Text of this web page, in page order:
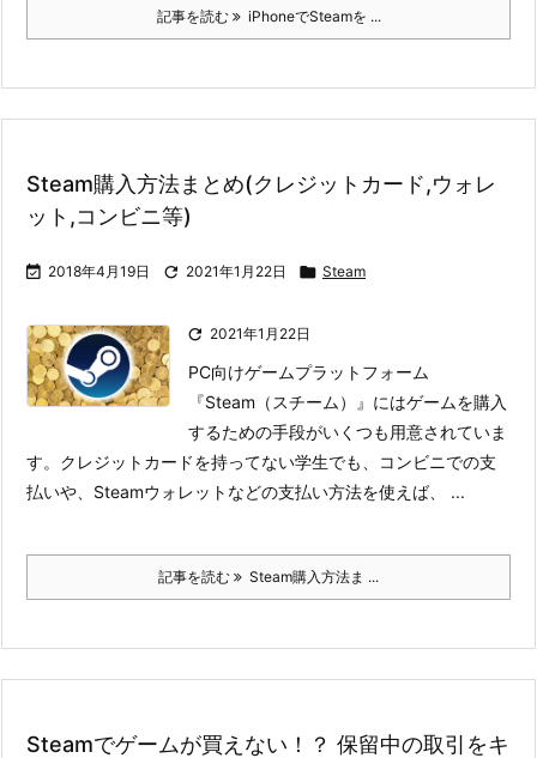
記事を読む iPhoneでSteamを ...
Steam購入方法まとめ(クレジットカード,ウォレ
ット,コンビニ等)
 2018年4月19日  2021年1月22日  Steam
 2021年1月22日
PC向けゲームプラットフォーム
『Steam（スチーム）』にはゲームを購入
するための手段がいくつも用意されていま
す。 クレジットカードを持ってない学生でも、コンビニでの支
払いや、Steamウォレットなどの支払い方法を使えば、 ...
記事を読む Steam購入方法ま ...
Steamでゲームが買えない！？ 保留中の取引をキ